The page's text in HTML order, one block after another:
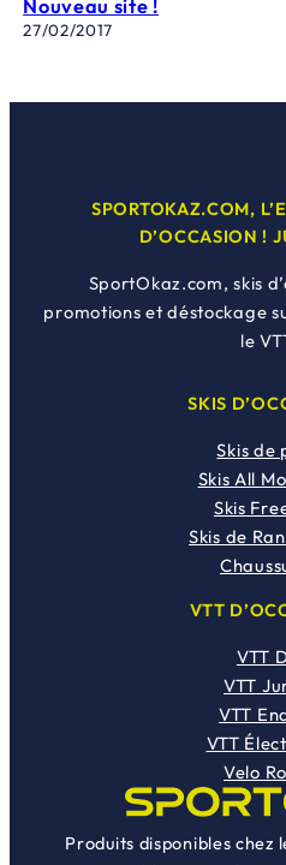
Nouveau site !
27/02/2017
SPORTOKAZ.COM,
D’OCCASION !
SportOkaz.com, skis
promotions et déstockage
le
SKIS
Skis de
Skis All
Skis
Skis de
VTT
VTT
VTT
VTT
VTT
Velo
Produits disponibles chez